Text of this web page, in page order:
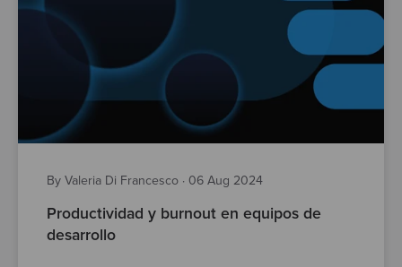
By Valeria Di Francesco · 06 Aug 2024
Productividad y burnout en equipos de
desarrollo